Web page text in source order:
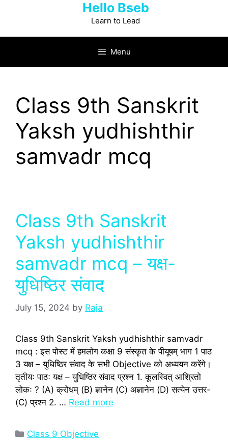
Hello Bseb
Learn to Lead
Menu
Class 9th Sanskrit
Yaksh yudhishthir
samvadr mcq
Class 9th Sanskrit
Yaksh yudhishthir
samvadr mcq – यक्ष-
युधिष्ठिर संवाद
July 15, 2024 by Raja
Class 9th Sanskrit Yaksh yudhishthir samvadr
mcq : इस पोस्‍ट में हमलोग कक्षा 9 संस्‍कृत के पीयूषम् भाग 1 पाठ
3 यक्ष – युधिष्ठिर संवाद के सभी Objective को अध्‍ययन करेंगे।
तृतीयः पाठः यक्ष – युधिष्ठिर संवाद प्रश्‍न 1. कूलस्वित् आश्रितो
लोकः ? (A) क्रोधम् (B) ज्ञानेन (C) अज्ञानेन (D) सत्येन उत्तर-
(C) प्रश्‍न 2. … Read more
Categories
Class 9 Objective